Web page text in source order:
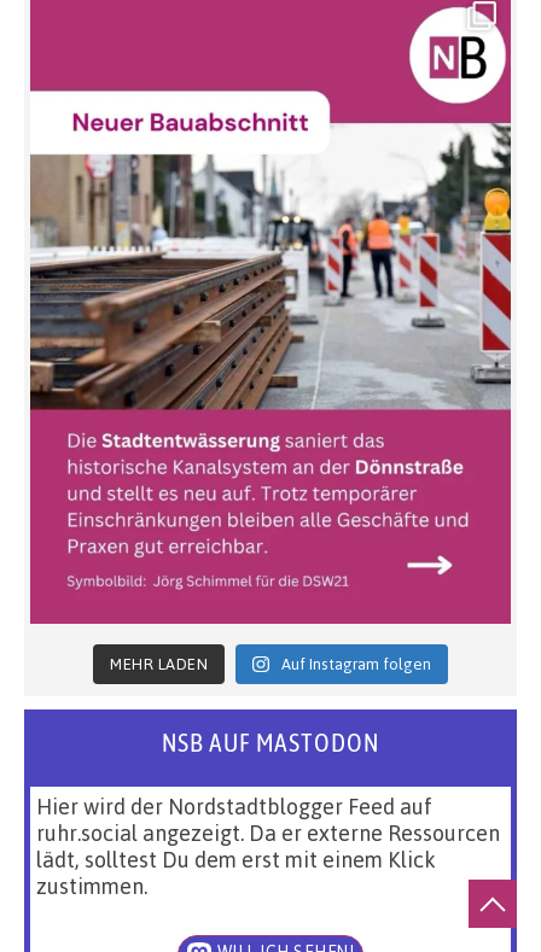
MEHR LADEN Auf Instagram folgen
NSB AUF MASTODON
Hier wird der Nordstadtblogger Feed auf
ruhr.social angezeigt. Da er externe Ressourcen
lädt, solltest Du dem erst mit einem Klick
zustimmen.